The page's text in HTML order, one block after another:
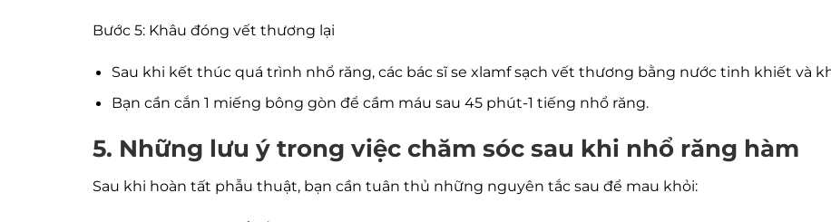
Bước 5: Khâu đóng vết thương lại
Sau khi kết thúc quá trình nhổ răng, các bác sĩ se xlamf sạch vết thương bằng nước tinh khiết và
Bạn cần cắn 1 miếng bông gòn để cầm máu sau 45 phút-1 tiếng nhổ răng.
5. Những lưu ý trong việc chăm sóc sau khi nhổ răng hàm
Sau khi hoàn tất phẫu thuật, bạn cần tuân thủ những nguyên tắc sau để mau khỏi: